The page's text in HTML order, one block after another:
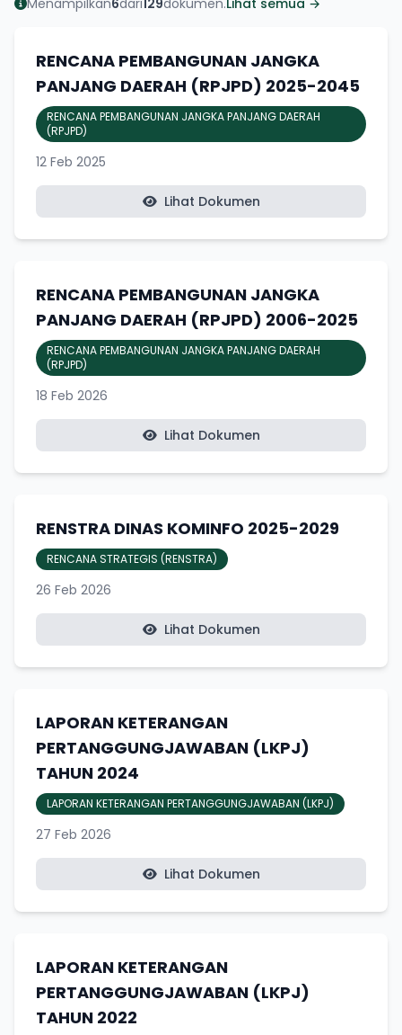
RENCANA PEMBANGUNAN JANGKA
PANJANG DAERAH (RPJPD) 2025-2045
RENCANA PEMBANGUNAN JANGKA PANJANG DAERAH
(RPJPD)
12 Feb 2025
Lihat Dokumen
RENCANA PEMBANGUNAN JANGKA
PANJANG DAERAH (RPJPD) 2006-2025
RENCANA PEMBANGUNAN JANGKA PANJANG DAERAH
(RPJPD)
18 Feb 2026
Lihat Dokumen
RENSTRA DINAS KOMINFO 2025-2029
RENCANA STRATEGIS (RENSTRA)
26 Feb 2026
Lihat Dokumen
LAPORAN KETERANGAN
PERTANGGUNGJAWABAN (LKPJ)
TAHUN 2024
LAPORAN KETERANGAN PERTANGGUNGJAWABAN (LKPJ)
27 Feb 2026
Lihat Dokumen
LAPORAN KETERANGAN
PERTANGGUNGJAWABAN (LKPJ)
TAHUN 2022